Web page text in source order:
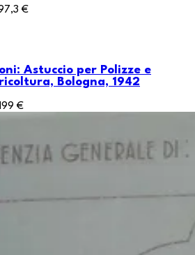
€
Astuccio per Polizze e
Bologna, 1942
€